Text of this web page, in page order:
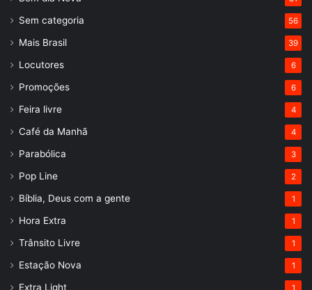
Sem categoria 56
Mais Brasil 39
Locutores 6
Promoções 6
Feira livre 4
Café da Manhã 4
Parabólica 3
Pop Line 2
Bíblia, Deus com a gente 1
Hora Extra 1
Trânsito Livre 1
Estação Nova 1
Extra Light